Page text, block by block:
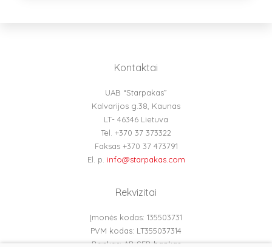
Kontaktai
UAB “Starpakas”
Kalvarijos g.38, Kaunas
LT- 46346 Lietuva
Tel. +370 37 373322
Faksas +370 37 473791
El. p. info@starpakas.com
Rekvizitai
Įmonės kodas: 135503731
PVM kodas: LT355037314
Bankas: AB SEB bankas